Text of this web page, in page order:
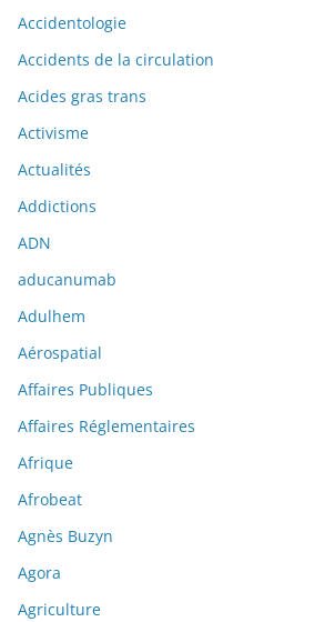
Accidentologie
Accidents de la circulation
Acides gras trans
Activisme
Actualités
Addictions
ADN
aducanumab
Adulhem
Aérospatial
Affaires Publiques
Affaires Réglementaires
Afrique
Afrobeat
Agnès Buzyn
Agora
Agriculture